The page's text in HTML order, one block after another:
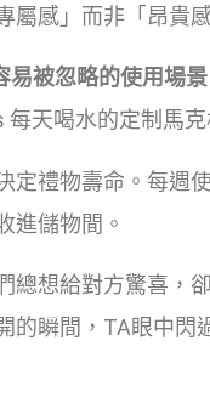
屬感」而非「昂貴
易被忽略的使用場景
每天喝水的定制馬克
定禮物壽命。每週
進儲物間。
總想給對方驚喜，
的瞬間，TA眼中